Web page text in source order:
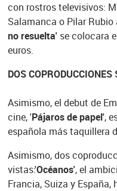
con rostros televisivos:
Salamanca o Pilar Rubio
no resuelta'se colocara
euros.
DOS
Asimismo, el debut de
cine, 'Pájaros de papel',
española más taquillera
Asimismo, dos
vistas:'Océanos', el
Francia, Suiza y España,